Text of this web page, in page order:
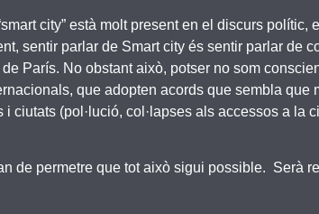
city” està molt present en el discurs
sentir parlar de Smart city és sentir parlar de
París. No obstant això, potser no som
que adopten acords que sembla
ciutats (pol·lució, col·lapses als accessos a la
de permetre que tot això sigui possible. Serà